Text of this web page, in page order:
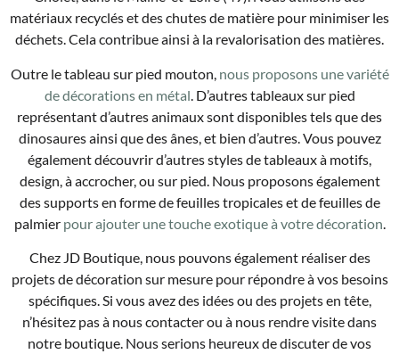
matériaux recyclés et des chutes de matière pour minimiser les
déchets. Cela contribue ainsi à la revalorisation des matières.
Outre le tableau sur pied mouton, nous proposons une variété
de décorations en métal . D’autres tableaux sur pied
représentant d’autres animaux sont disponibles tels que des
dinosaures ainsi que des ânes, et bien d’autres. Vous pouvez
également découvrir d’autres styles de tableaux à motifs,
design, à accrocher, ou sur pied. Nous proposons également
des supports en forme de feuilles tropicales et de feuilles de
palmier pour ajouter une touche exotique à votre décoration
Chez JD Boutique, nous pouvons également réaliser des
projets de décoration sur mesure pour répondre à vos besoins
spécifiques. Si vous avez des idées ou des projets en tête,
n’hésitez pas à nous contacter ou à nous rendre visite dans
notre boutique. Nous serions heureux de discuter de vos